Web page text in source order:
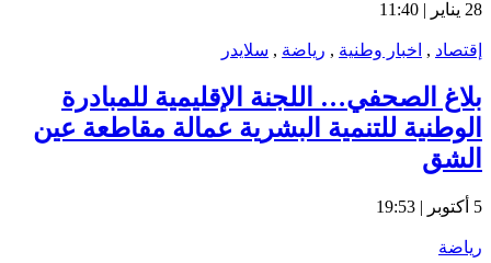
28 يناير | 11:40
إقتصاد , اخبار وطنية , رياضة , سلايدر
بلاغ الصحفي… اللجنة الإقليمية للمبادرة
الوطنية للتنمية البشرية عمالة مقاطعة عين
الشق
5 أكتوبر | 19:53
رياضة